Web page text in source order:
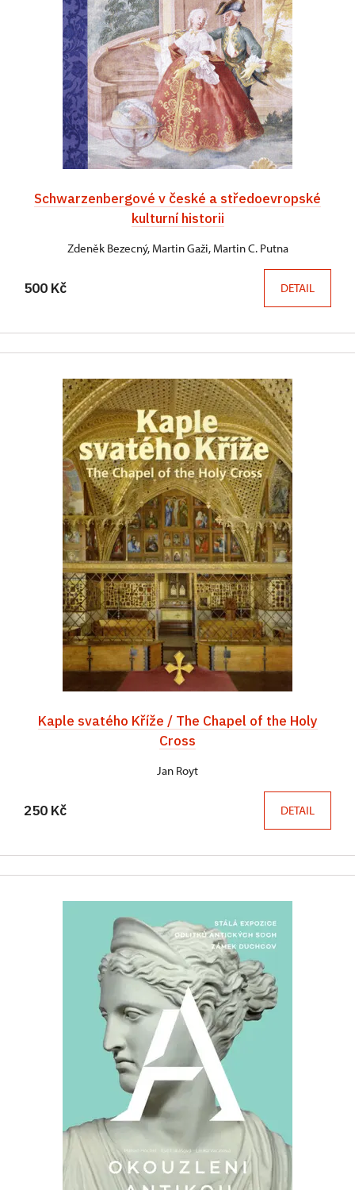
Schwarzenbergové v české a středoevropské
kulturní historii
Zdeněk Bezecný, Martin Gaži, Martin C. Putna
500 Kč DETAIL
Kaple svatého Kříže / The Chapel of the Holy
Cross
Jan Royt
250 Kč DETAIL